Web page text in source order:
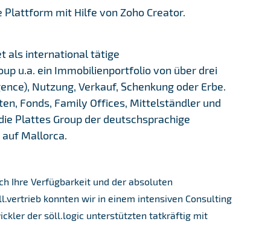
Plattform mit Hilfe von Zoho Creator.
als international tätige
u.a. ein Immobilienportfolio von über drei
Nutzung, Verkauf, Schenkung oder Erbe.
Fonds, Family Offices, Mittelständler und
Plattes Group der deutschsprachige
auf Mallorca.
Ihre Verfügbarkeit und der absoluten
konnten wir in einem intensiven Consulting
der söll.logic unterstützten tatkräftig mit